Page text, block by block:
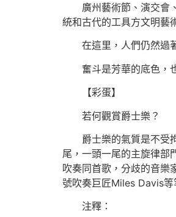
廣州藝術節、演交會、
統和古代的工具方文明藝
在這里，人們仍然過著
奮斗是芳華的底色，也
【彩蛋】
若何觀賞爵士樂？
爵士樂的氣質是不受拘
尾，一頭一尾的主旋律部
吹奏同首歌，分歧的音樂
號吹奏巨匠Miles Davis等
注釋：